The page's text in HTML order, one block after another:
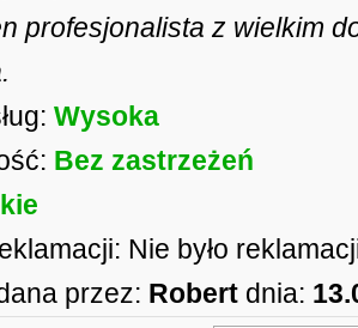
profesjonalista z wielkim
Wysoka
Bez zastrzeżeń
Nie było
przez: Robert dnia: